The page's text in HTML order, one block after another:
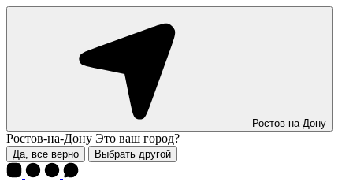
Ростов-на-Дону
Ростов-на-Дону Это ваш город?
Да, все верно Выбрать другой